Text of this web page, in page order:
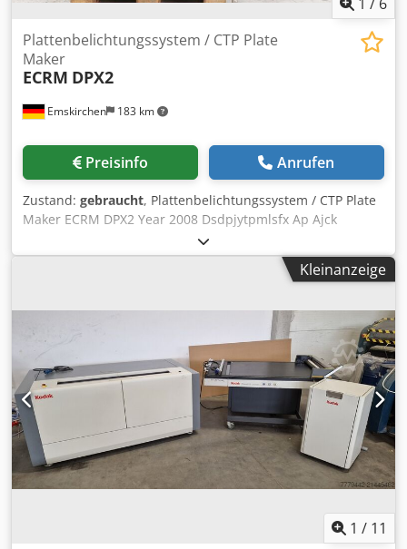
Emskirchen 183 km
Plattenbelichtungssystem / CTP Plate
Maker
ECRM DPX2
Preisinfo Anrufen
Zustand: gebraucht, Plattenbelichtungssystem / CTP Plate
Maker ECRM DPX2 Year 2008 Dsdpjytpmlsfx Ap Ajck
Online-Video-Inspection by WhatsApp - MS Zoom -
Telegram On Stock Emskirchen/Nürnberg - Available
Kleinanzeige
1 / 11